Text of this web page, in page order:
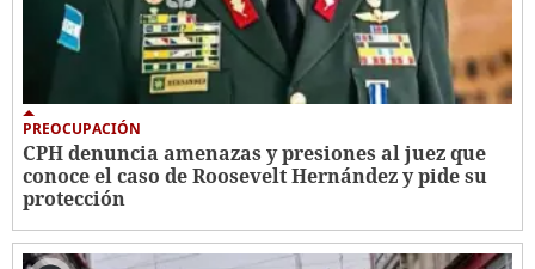
PREOCUPACIÓN
CPH denuncia amenazas y presiones al juez que
conoce el caso de Roosevelt Hernández y pide su
protección